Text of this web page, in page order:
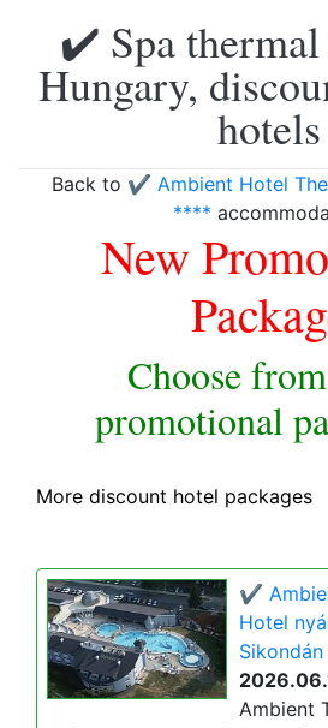
✔️ Spa
Hungary,
hotels
Back to ✔️ Ambient Hotel
****
New
Choose
promotional
More discount hotel packages
✔️
Hotel
Ambient